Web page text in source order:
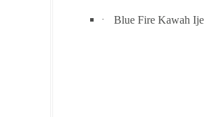
· Blue Fire Kawah